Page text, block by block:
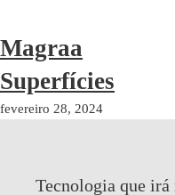
Magraa
Superfícies
fevereiro 28, 2024
Tecnologia que